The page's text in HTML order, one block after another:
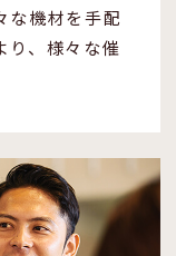
な機材を手配
り、様々な催